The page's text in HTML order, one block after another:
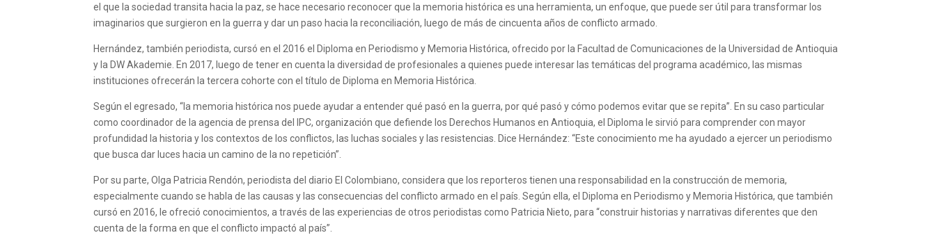
el que la sociedad transita hacia la paz, se hace necesario reconocer que la memoria histórica es una herramienta, un enfoque, que puede ser útil para transformar los
imaginarios que surgieron en la guerra y dar un paso hacia la reconciliación, luego de más de cincuenta años de conflicto armado.
Hernández, también periodista, cursó en el 2016 el Diploma en Periodismo y Memoria Histórica, ofrecido por la Facultad de Comunicaciones de la Universidad de Antioquia
y la DW Akademie. En 2017, luego de tener en cuenta la diversidad de profesionales a quienes puede interesar las temáticas del programa académico, las mismas
instituciones ofrecerán la tercera cohorte con el título de Diploma en Memoria Histórica.
Según el egresado, “la memoria histórica nos puede ayudar a entender qué pasó en la guerra, por qué pasó y cómo podemos evitar que se repita”. En su caso particular
como coordinador de la agencia de prensa del IPC, organización que defiende los Derechos Humanos en Antioquia, el Diploma le sirvió para comprender con mayor
profundidad la historia y los contextos de los conflictos, las luchas sociales y las resistencias. Dice Hernández: “Este conocimiento me ha ayudado a ejercer un periodismo
que busca dar luces hacia un camino de la no repetición”.
Por su parte, Olga Patricia Rendón, periodista del diario El Colombiano, considera que los reporteros tienen una responsabilidad en la construcción de memoria,
especialmente cuando se habla de las causas y las consecuencias del conflicto armado en el país. Según ella, el Diploma en Periodismo y Memoria Histórica, que también
cursó en 2016, le ofreció conocimientos, a través de las experiencias de otros periodistas como Patricia Nieto, para “construir historias y narrativas diferentes que den
cuenta de la forma en que el conflicto impactó al país”.